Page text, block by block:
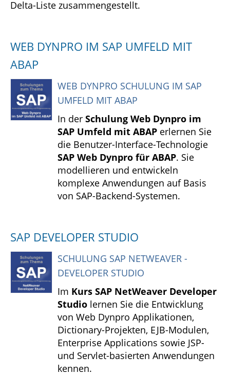
Delta-Liste zusammengestellt.
WEB DYNPRO IM SAP UMFELD MIT
ABAP
WEB DYNPRO SCHULUNG IM SAP
UMFELD MIT ABAP
In der Schulung Web Dynpro im
SAP Umfeld mit ABAP erlernen Sie
die Benutzer-Interface-Technologie
SAP Web Dynpro für ABAP. Sie
modellieren und entwickeln
komplexe Anwendungen auf Basis
von SAP-Backend-Systemen.
SAP DEVELOPER STUDIO
SCHULUNG SAP NETWEAVER -
DEVELOPER STUDIO
Im Kurs SAP NetWeaver Developer
Studio lernen Sie die Entwicklung
von Web Dynpro Applikationen,
Dictionary-Projekten, EJB-Modulen,
Enterprise Applications sowie JSP-
und Servlet-basierten Anwendungen
kennen.